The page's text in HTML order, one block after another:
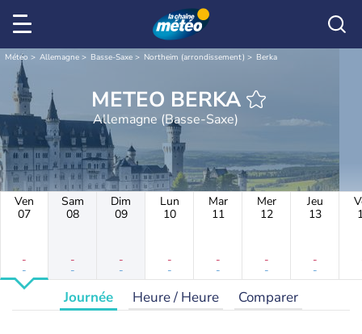
Météo Allemagne Basse-Saxe Northeim (arrondissement) Berka
METEO BERKA
Allemagne (Basse-Saxe)
Ven
07
-
-
Sam
08
-
-
Dim
09
-
-
Lun
10
-
-
Mar
11
-
-
Mer
12
-
-
Jeu
13
-
-
Journée Heure / Heure Comparer